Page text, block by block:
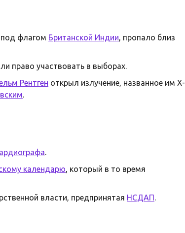
флагом Британской Индии, пропало близ
право участвовать в выборах.
Рентген открыл излучение, названное им X-
.
.
календарю, который в то время
власти, предпринятая НСДАП.